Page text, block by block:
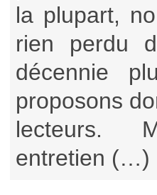
la plupart,
rien perdu
décennie
proposons
lecteurs.
entretien (…)